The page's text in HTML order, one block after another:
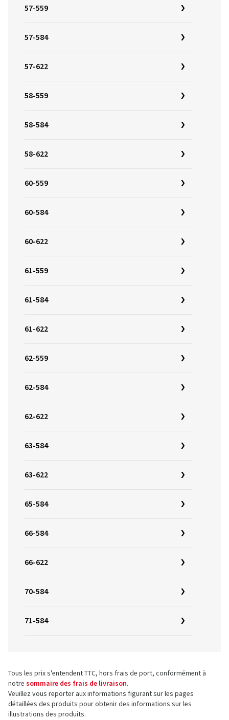
57-559
57-584
57-622
58-559
58-584
58-622
60-559
60-584
60-622
61-559
61-584
61-622
62-559
62-584
62-622
63-584
63-622
65-584
66-584
66-622
70-584
71-584
Tous les prix s'entendent TTC, hors frais de port, conformément à
notre sommaire des frais de livraison.
Veuillez vous reporter aux informations figurant sur les pages
détaillées des produits pour obtenir des informations sur les
illustrations des produits.